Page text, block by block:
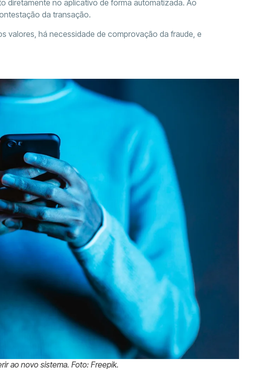
diretamente no aplicativo de forma automatizada. Ao
da transação.
valores, há necessidade de comprovação da fraude, e
ao novo sistema. Foto: Freepik.